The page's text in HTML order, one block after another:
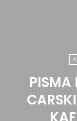
PISMA